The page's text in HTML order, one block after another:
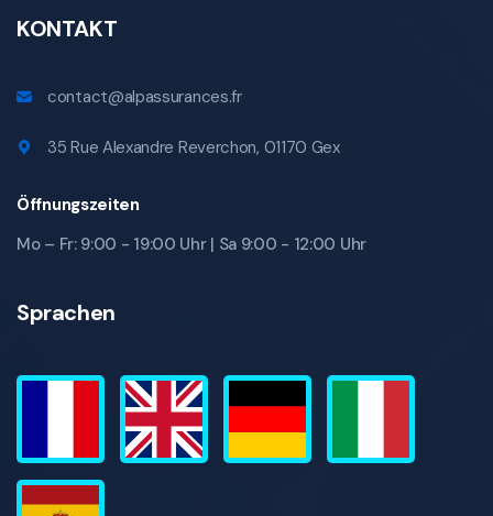
KONTAKT
contact@alpassurances.fr
35 Rue Alexandre Reverchon, 01170 Gex
Öffnungszeiten
Mo – Fr: 9:00 - 19:00 Uhr | Sa 9:00 - 12:00 Uhr
Sprachen